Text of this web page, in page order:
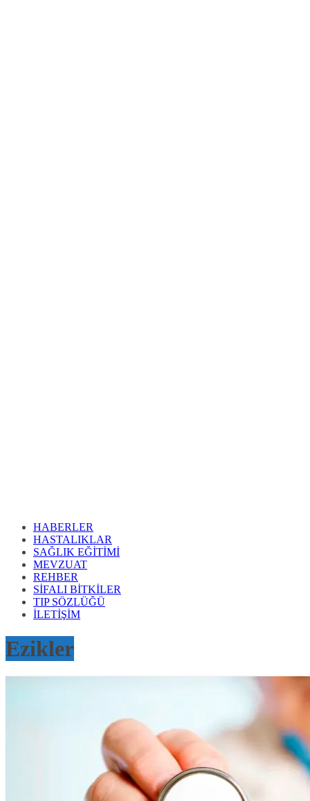
HABERLER
HASTALIKLAR
SAĞLIK EĞİTİMİ
MEVZUAT
REHBER
SİFALI BİTKİLER
TIP SÖZLÜĞÜ
İLETİŞİM
Ezikler